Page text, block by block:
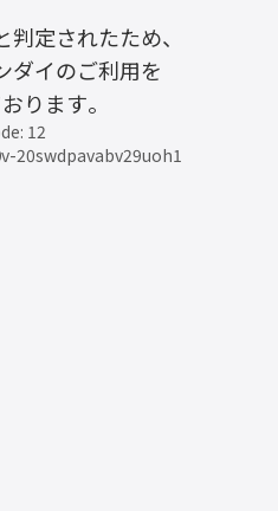
定されたため、
ダイのご利用を
ります。
12
20swdpavabv29uoh1